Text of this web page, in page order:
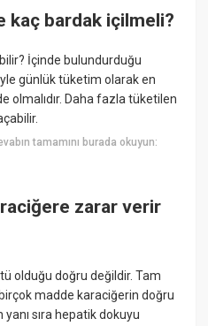
kaç bardak içilmeli?
İçinde bulundurduğu
günlük tüketim olarak en
olmalıdır. Daha fazla tüketilen
tamamını burada okuyun:
zarar verir
olduğu doğru değildir. Tam
madde karaciğerin doğru
yanı sıra hepatik dokuyu